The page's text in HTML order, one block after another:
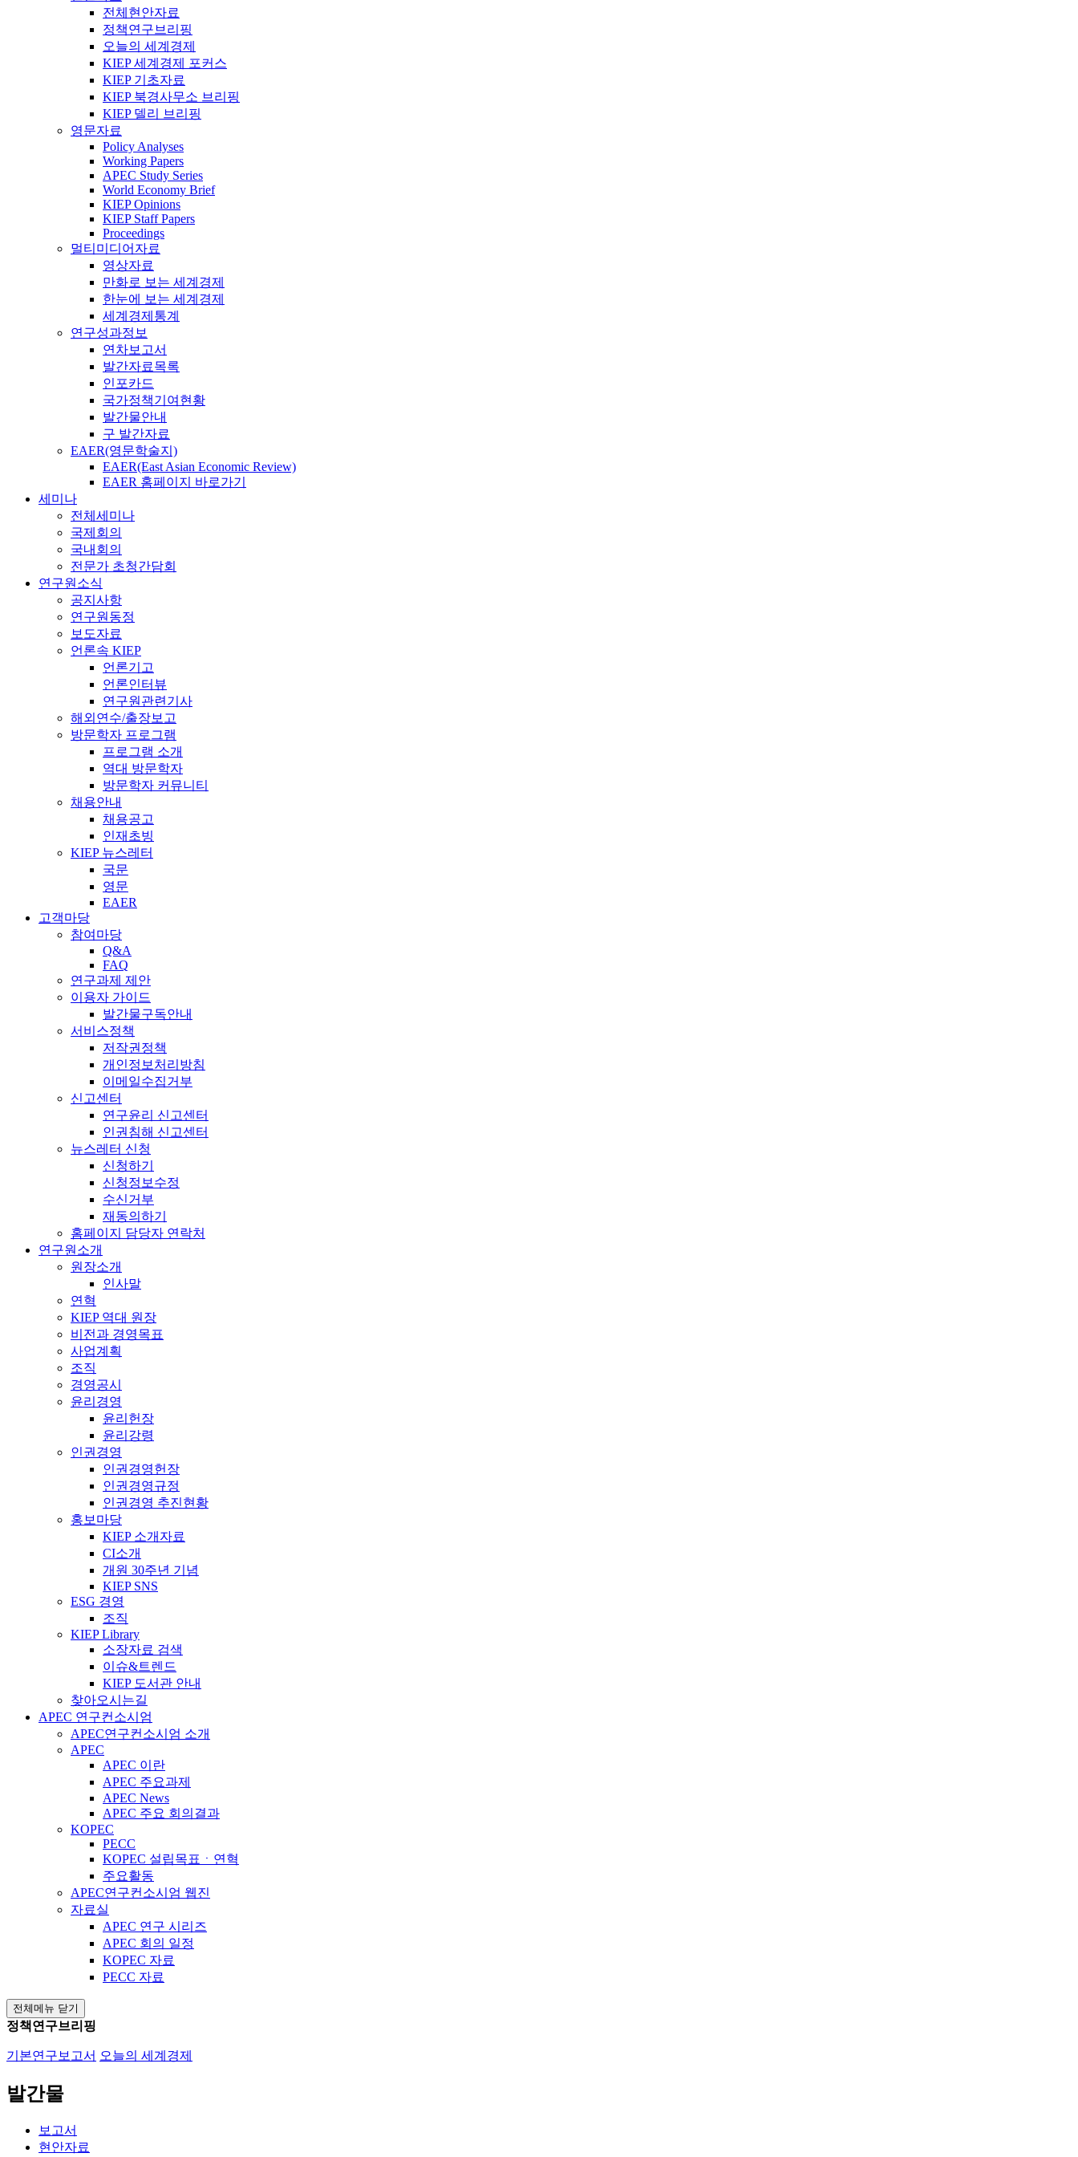
전체현안자료
정책연구브리핑
오늘의 세계경제
KIEP 세계경제 포커스
KIEP 기초자료
KIEP 북경사무소 브리핑
KIEP 델리 브리핑
영문자료
Policy Analyses
Working Papers
APEC Study Series
World Economy Brief
KIEP Opinions
KIEP Staff Papers
Proceedings
멀티미디어자료
영상자료
만화로 보는 세계경제
한눈에 보는 세계경제
세계경제통계
연구성과정보
연차보고서
발간자료목록
인포카드
국가정책기여현황
발간물안내
구 발간자료
EAER(영문학술지)
EAER(East Asian Economic Review)
EAER 홈페이지 바로가기
세미나
전체세미나
국제회의
국내회의
전문가 초청간담회
연구원소식
공지사항
연구원동정
보도자료
언론속 KIEP
언론기고
언론인터뷰
연구원관련기사
해외연수/출장보고
방문학자 프로그램
프로그램 소개
역대 방문학자
방문학자 커뮤니티
채용안내
채용공고
인재초빙
KIEP 뉴스레터
국문
영문
EAER
고객마당
참여마당
Q&A
FAQ
연구과제 제안
이용자 가이드
발간물구독안내
서비스정책
저작권정책
개인정보처리방침
이메일수집거부
신고센터
연구윤리 신고센터
인권침해 신고센터
뉴스레터 신청
신청하기
신청정보수정
수신거부
재동의하기
홈페이지 담당자 연락처
연구원소개
원장소개
인사말
연혁
KIEP 역대 원장
비전과 경영목표
사업계획
조직
경영공시
윤리경영
윤리헌장
윤리강령
인권경영
인권경영헌장
인권경영규정
인권경영 추진현황
홍보마당
KIEP 소개자료
CI소개
개원 30주년 기념
KIEP SNS
ESG 경영
조직
KIEP Library
소장자료 검색
이슈&트렌드
KIEP 도서관 안내
찾아오시는길
APEC 연구컨소시엄
APEC연구컨소시엄 소개
APEC
APEC 이란
APEC 주요과제
APEC News
APEC 주요 회의결과
KOPEC
PECC
KOPEC 설립목표ㆍ연혁
주요활동
APEC연구컨소시엄 웹진
자료실
APEC 연구 시리즈
APEC 회의 일정
KOPEC 자료
PECC 자료
전체메뉴 닫기
정책연구브리핑
기본연구보고서 오늘의 세계경제
발간물
보고서
현안자료